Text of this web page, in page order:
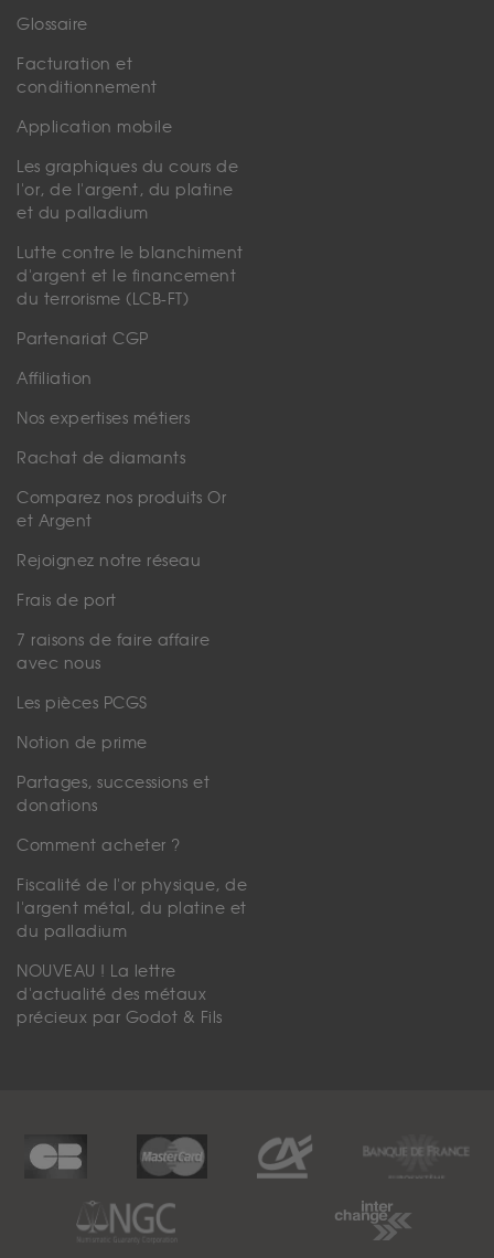
Glossaire
Facturation et
conditionnement
Application mobile
Les graphiques du cours de
l'or, de l'argent, du platine
et du palladium
Lutte contre le blanchiment
d'argent et le financement
du terrorisme (LCB-FT)
Partenariat CGP
Affiliation
Nos expertises métiers
Rachat de diamants
Comparez nos produits Or
et Argent
Rejoignez notre réseau
Frais de port
7 raisons de faire affaire
avec nous
Les pièces PCGS
Notion de prime
Partages, successions et
donations
Comment acheter ?
Fiscalité de l'or physique, de
l'argent métal, du platine et
du palladium
NOUVEAU ! La lettre
d'actualité des métaux
précieux par Godot & Fils